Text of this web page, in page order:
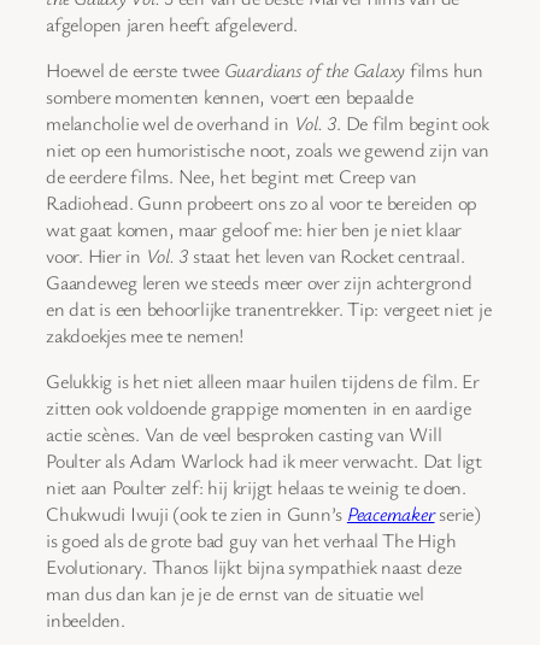
afgelopen jaren heeft afgeleverd.
Hoewel de eerste twee Guardians of the Galaxyfilms hun
sombere momenten kennen, voert een bepaalde
melancholie wel de overhand in Vol. 3. De film begint ook
niet op een humoristische noot, zoals we gewend zijn van
de eerdere films. Nee, het begint met Creep van
Radiohead. Gunn probeert ons zo al voor te bereiden op
wat gaat komen, maar geloof me: hier ben je niet klaar
voor. Hier in Vol. 3staat het leven van Rocket centraal.
Gaandeweg leren we steeds meer over zijn achtergrond
en dat is een behoorlijke tranentrekker. Tip: vergeet niet je
zakdoekjes mee te nemen!
Gelukkig is het niet alleen maar huilen tijdens de film. Er
zitten ook voldoende grappige momenten in en aardige
actie scènes. Van de veel besproken casting van Will
Poulter als Adam Warlock had ik meer verwacht. Dat ligt
niet aan Poulter zelf: hij krijgt helaas te weinig te doen.
Chukwudi Iwuji (ook te zien in Gunn’s Peacemakerserie)
is goed als de grote bad guy van het verhaal The High
Evolutionary. Thanos lijkt bijna sympathiek naast deze
man dus dan kan je je de ernst van de situatie wel
inbeelden.